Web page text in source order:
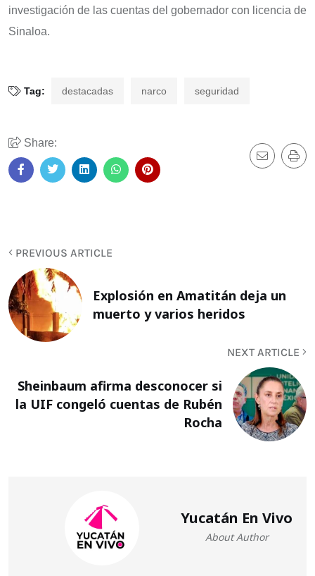
investigación de las cuentas del gobernador con licencia de
Sinaloa.
Tag: destacadas narco seguridad
Share:
PREVIOUS ARTICLE
Explosión en Amatitán deja un
muerto y varios heridos
NEXT ARTICLE
Sheinbaum afirma desconocer si
la UIF congeló cuentas de Rubén
Rocha
Yucatán En Vivo
About Author